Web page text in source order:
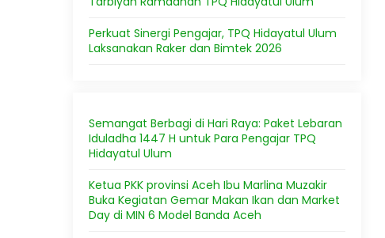
Perkuat Sinergi Pengajar, TPQ Hidayatul Ulum
Laksanakan Raker dan Bimtek 2026
Semangat Berbagi di Hari Raya: Paket Lebaran
Iduladha 1447 H untuk Para Pengajar TPQ
Hidayatul Ulum
Ketua PKK provinsi Aceh Ibu Marlina Muzakir
Buka Kegiatan Gemar Makan Ikan dan Market
Day di MIN 6 Model Banda Aceh